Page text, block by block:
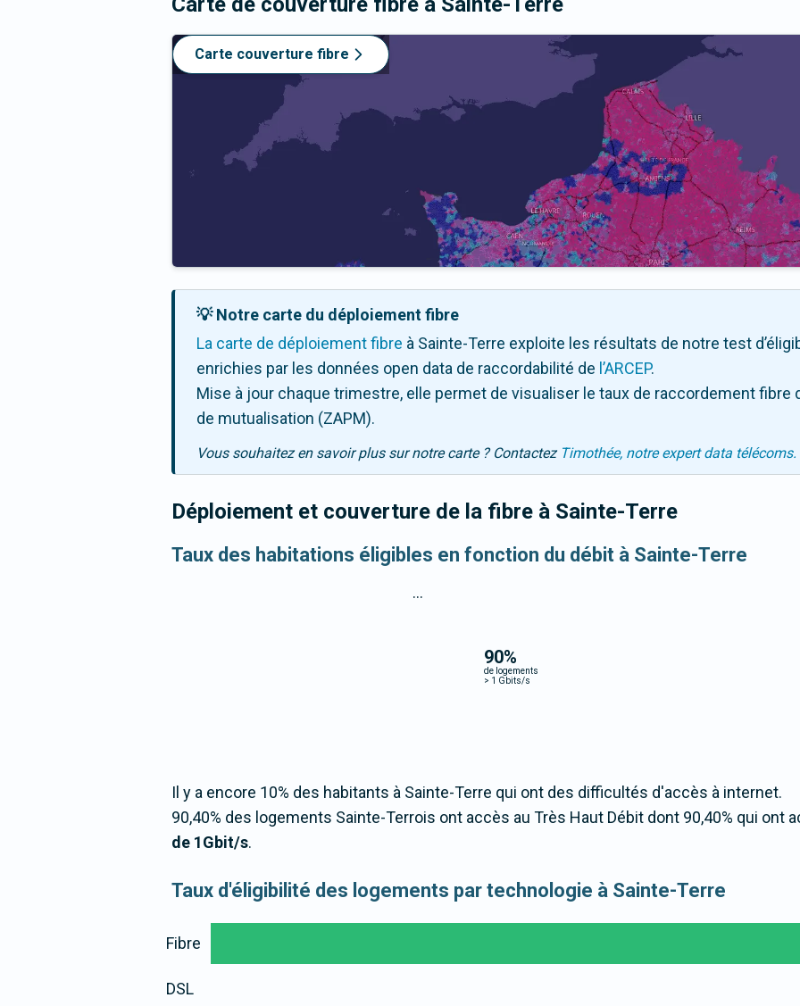
Carte couverture fibre
💡 Notre carte du déploiement fibre
La carte de déploiement fibre à Sainte-Terre exploite les résultats de notre test
enrichies par les données open data de raccordabilité de l’ARCEP.
Mise à jour chaque trimestre, elle permet de visualiser le taux de raccordement fibre
de mutualisation (ZAPM).
Vous souhaitez en savoir plus sur notre carte ? Contactez Timothée, notre expert data télécoms.
Déploiement et couverture de la fibre à Sainte-Terre
Taux des habitations éligibles en fonction du débit à Sainte-Terre
90%
de logements
> 1 Gbits/s
...
Il y a encore 10% des habitants à Sainte-Terre qui ont des difficultés d'accès à internet.
90,40% des logements Sainte-Terrois ont accès au Très Haut Débit dont 90,40% qui ont
de 1Gbit/s.
Taux d'éligibilité des logements par technologie à Sainte-Terre
Fibre
DSL